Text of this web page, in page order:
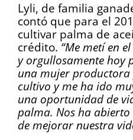
Lyli, de familia
contó que para el
cultivar palma de
crédito. “Me metí en
y orgullosamente hoy
una mujer
cultivo y me ha ido
una oportunidad de
palma. Nos ha
de mejorar nuestra